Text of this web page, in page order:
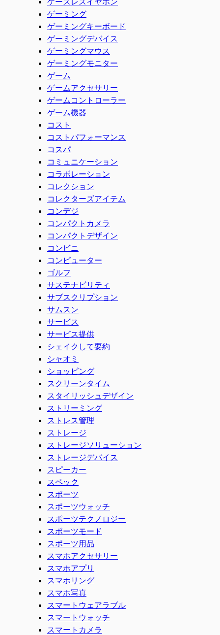
ゲーミング
ゲーミングキーボード
ゲーミングデバイス
ゲーミングマウス
ゲーミングモニター
ゲーム
ゲームアクセサリー
ゲームコントローラー
ゲーム機器
コスト
コストパフォーマンス
コスパ
コミュニケーション
コラボレーション
コレクション
コレクターズアイテム
コンデジ
コンパクトカメラ
コンパクトデザイン
コンビニ
コンピューター
ゴルフ
サステナビリティ
サブスクリプション
サムスン
サービス
サービス提供
シェイクして要約
シャオミ
ショッピング
スクリーンタイム
スタイリッシュデザイン
ストリーミング
ストレス管理
ストレージ
ストレージソリューション
ストレージデバイス
スピーカー
スペック
スポーツ
スポーツウォッチ
スポーツテクノロジー
スポーツモード
スポーツ用品
スマホアクセサリー
スマホアプリ
スマホリング
スマホ写真
スマートウェアラブル
スマートウォッチ
スマートカメラ